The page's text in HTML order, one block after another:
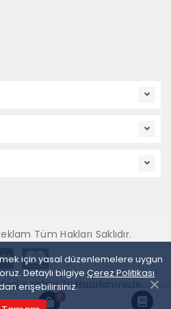
0
için yasal düzenlemelere uygun
Detaylı bilgiye Çerez Politikası
erişebilirsiniz.
Tüm Hakları Saklıdır.
Yazılımı İle Hazırlanmıştır.